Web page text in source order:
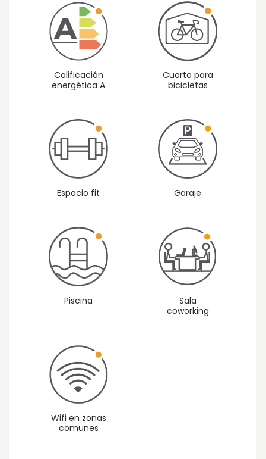
Calificación
energética A
Cuarto para
bicicletas
Espacio fit Garaje
Piscina
Sala
coworking
Wifi en zonas
comunes